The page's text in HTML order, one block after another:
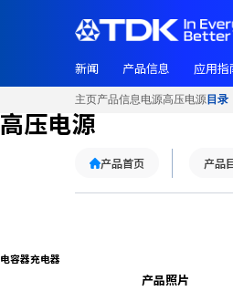
新闻 产品信息 应用指
主页产品信息电源高压电源 目录
高压电源
产品首页 产品
电容器充电器
产品照片